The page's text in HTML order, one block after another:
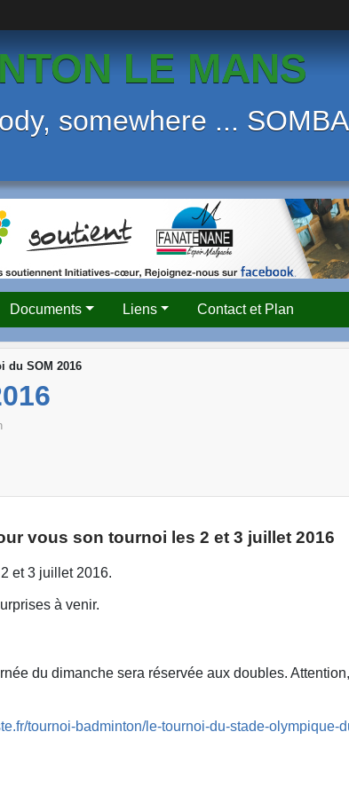
LE MANS
somewhere ...
Documents Liens Contact et Plan
du SOM 2016
vous son tournoi les 2 et 3 juillet 2016
et 3 juillet 2016.
à venir.
du dimanche sera réservée aux doubles.
tournoi-badminton/le-tournoi-du-stade-olympique-